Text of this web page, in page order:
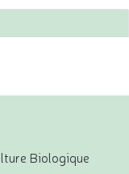
Biologique